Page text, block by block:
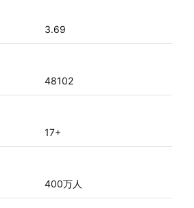
3.69
48102
17+
400万人